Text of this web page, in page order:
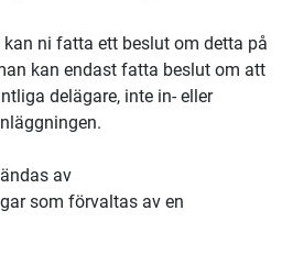
ni fatta ett beslut om detta på
kan endast fatta beslut om att
delägare, inte in- eller
av
som förvaltas av en